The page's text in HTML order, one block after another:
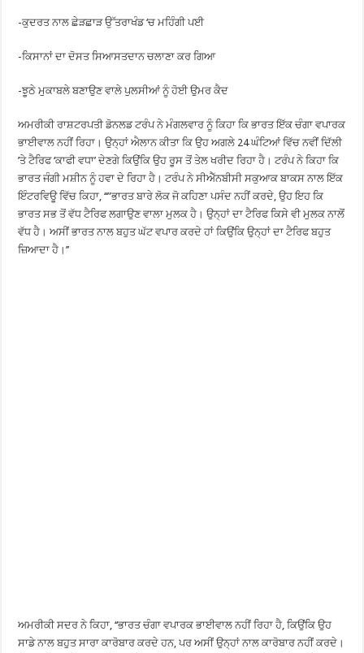
-ਕੁਦਰਤ ਨਾਲ ਛੇੜਛਾੜ ਉੱਤਰਾਖੰਡ ‘ਚ ਮਹਿੰਗੀ ਪਈ
-ਕਿਸਾਨਾਂ ਦਾ ਦੋਸਤ ਸਿਆਸਤਦਾਨ ਚਲਾਣਾ ਕਰ ਗਿਆ
-ਝੂਠੇ ਮੁਕਾਬਲੇ ਬਣਾਉਣ ਵਾਲੇ ਪੁਲਸੀਆਂ ਨੂੰ ਹੋਈ ਉਮਰ ਕੈਦ
ਅਮਰੀਕੀ ਰਾਸ਼ਟਰਪਤੀ ਡੋਨਲਡ ਟਰੰਪ ਨੇ ਮੰਗਲਵਾਰ ਨੂੰ ਕਿਹਾ ਕਿ ਭਾਰਤ ਇੱਕ ਚੰਗਾ ਵਪਾਰਕ
ਭਾਈਵਾਲ ਨਹੀਂ ਰਿਹਾ। ਉਨ੍ਹਾਂ ਐਲਾਨ ਕੀਤਾ ਕਿ ਉਹ ਅਗਲੇ 24 ਘੰਟਿਆਂ ਵਿੱਚ ਨਵੀਂ ਦਿੱਲੀ
’ਤੇ ਟੈਰਿਫ ‘ਕਾਫੀ ਵਧਾ’ ਦੇਣਗੇ ਕਿਉਂਕਿ ਉਹ ਰੂਸ ਤੋਂ ਤੇਲ ਖਰੀਦ ਰਿਹਾ ਹੈ। ਟਰੰਪ ਨੇ ਕਿਹਾ ਕਿ
ਭਾਰਤ ਜੰਗੀ ਮਸ਼ੀਨ ਨੂੰ ਹਵਾ ਦੇ ਰਿਹਾ ਹੈ। ਟਰੰਪ ਨੇ ਸੀਐੱਨਬੀਸੀ ਸਕੁਆਕ ਬਾਕਸ ਨਾਲ ਇੱਕ
ਇੰਟਰਵਿਊ ਵਿੱਚ ਕਿਹਾ, ‘‘”ਭਾਰਤ ਬਾਰੇ ਲੋਕ ਜੋ ਕਹਿਣਾ ਪਸੰਦ ਨਹੀਂ ਕਰਦੇ, ਉਹ ਇਹ ਕਿ
ਭਾਰਤ ਸਭ ਤੋਂ ਵੱਧ ਟੈਰਿਫ ਲਗਾਉਣ ਵਾਲਾ ਮੁਲਕ ਹੈ। ਉਨ੍ਹਾਂ ਦਾ ਟੈਰਿਫ ਕਿਸੇ ਵੀ ਮੁਲਕ ਨਾਲੋਂ
ਵੱਧ ਹੈ। ਅਸੀਂ ਭਾਰਤ ਨਾਲ ਬਹੁਤ ਘੱਟ ਵਪਾਰ ਕਰਦੇ ਹਾਂ ਕਿਉਂਕਿ ਉਨ੍ਹਾਂ ਦਾ ਟੈਰਿਫ ਬਹੁਤ
ਜ਼ਿਆਦਾ ਹੈ।’’
ਅਮਰੀਕੀ ਸਦਰ ਨੇ ਕਿਹਾ, ‘‘ਭਾਰਤ ਚੰਗਾ ਵਪਾਰਕ ਭਾਈਵਾਲ ਨਹੀਂ ਰਿਹਾ ਹੈ, ਕਿਉਂਕਿ ਉਹ
ਸਾਡੇ ਨਾਲ ਬਹੁਤ ਸਾਰਾ ਕਾਰੋਬਾਰ ਕਰਦੇ ਹਨ, ਪਰ ਅਸੀਂ ਉਨ੍ਹਾਂ ਨਾਲ ਕਾਰੋਬਾਰ ਨਹੀਂ ਕਰਦੇ।